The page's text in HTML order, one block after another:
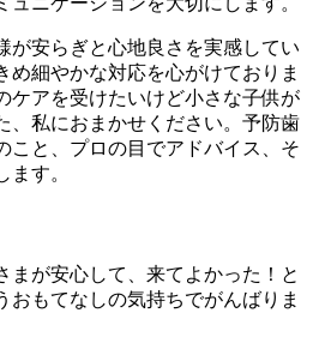
が安らぎと心地良さを実感してい
め細やかな対応を心がけておりま
ケアを受けたいけど小さな子供が
、私におまかせください。予防歯
こと、プロの目でアドバイス、そ
ます。
まが安心して、来てよかった！と
おもてなしの気持ちでがんばりま